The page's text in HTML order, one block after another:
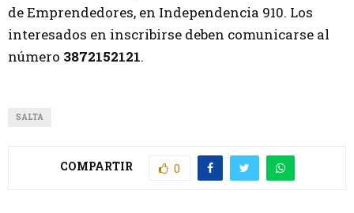
de Emprendedores, en Independencia 910. Los
interesados en inscribirse deben comunicarse al
número 3872152121.
SALTA
COMPARTIR 0